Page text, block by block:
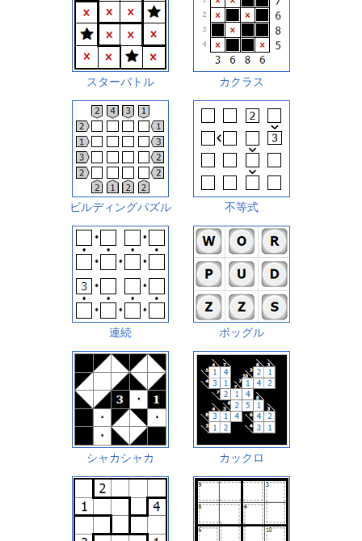
スターバトル カクラス
ビルディングパズル 不等式
連続 ボッグル
シャカシャカ カックロ